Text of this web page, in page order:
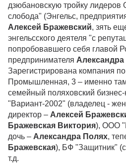
дзюбановскую тройку
слобода" (Энгельс,
Алексей Бражевский, зять
энгельсского деятеля "с
попробовавшего себя главой
предпринимателя
Зарегистрирована компания
Промышленная, 3 – именно
семейный поляховский
"Вариант-2002" (владелец -
директор – Алексей
Бражевская Виктория), ООО
дочь – Александра Полях,
Бражевская), БФ "Защитник"
т.д.